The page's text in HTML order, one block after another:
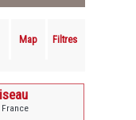
Map Filtres